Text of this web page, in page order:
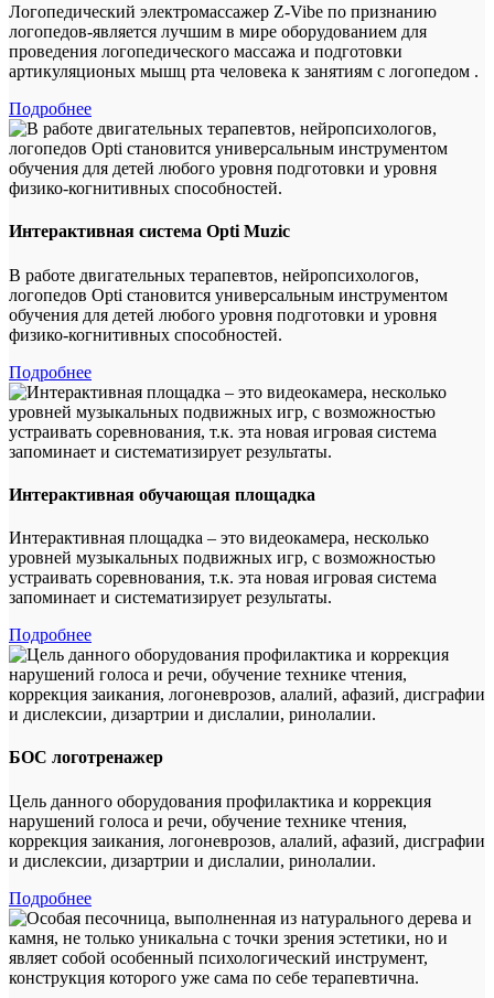
Логопедический электромассажер Z-Vibe по признанию
логопедов-является лучшим в мире оборудованием для
проведения логопедического массажа и подготовки
артикуляционых мышц рта человека к занятиям с логопедом .
Подробнее
Интерактивная система Opti Muzic
В работе двигательных терапевтов, нейропсихологов,
логопедов Opti становится универсальным инструментом
обучения для детей любого уровня подготовки и уровня
физико-когнитивных способностей.
Подробнее
Интерактивная обучающая площадка
Интерактивная площадка – это видеокамера, несколько
уровней музыкальных подвижных игр, с возможностью
устраивать соревнования, т.к. эта новая игровая система
запоминает и систематизирует результаты.
Подробнее
БОС логотренажер
Цель данного оборудования профилактика и коррекция
нарушений голоса и речи, обучение технике чтения,
коррекция заикания, логоневрозов, алалий, афазий, дисграфии
и дислексии, дизартрии и дислалии, ринолалии.
Подробнее